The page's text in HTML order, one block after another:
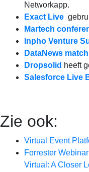
Networkapp.
Exact Live
Martech
Inpho Venture
DataNews
Dropsolid heeft
Salesforce Live
Zie ook:
Virtual Event
Forrester
Virtual: A Closer